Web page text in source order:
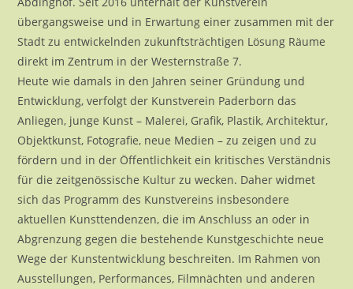
übergangsweise und in Erwartung einer zusammen mit der
Stadt zu entwickelnden zukunftsträchtigen Lösung Räume
direkt im Zentrum in der Westernstraße 7.
Heute wie damals in den Jahren seiner Gründung und
Entwicklung, verfolgt der Kunstverein Paderborn das
Anliegen, junge Kunst – Malerei, Grafik, Plastik, Architektur,
Objektkunst, Fotografie, neue Medien – zu zeigen und zu
fördern und in der Öffentlichkeit ein kritisches Verständnis
für die zeitgenössische Kultur zu wecken. Daher widmet
sich das Programm des Kunstvereins insbesondere
aktuellen Kunsttendenzen, die im Anschluss an oder in
Abgrenzung gegen die bestehende Kunstgeschichte neue
Wege der Kunstentwicklung beschreiten. Im Rahmen von
Ausstellungen, Performances, Filmnächten und anderen